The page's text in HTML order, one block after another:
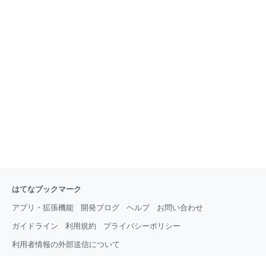
はてなブックマーク
アプリ・拡張機能 開発ブログ ヘルプ お問い合わせ
ガイドライン 利用規約 プライバシーポリシー
利用者情報の外部送信について